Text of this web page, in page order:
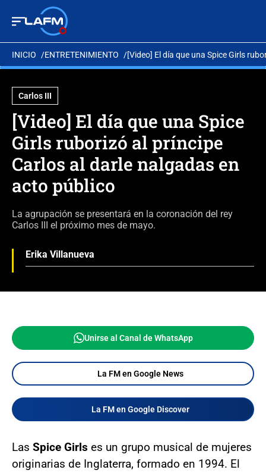
INICIO ENTRETENIMIENTO [Video] El día que una Spice Girls
Carlos III
[Video] El día que una Spice
Girls ruborizó al príncipe
Carlos al darle nalgadas en
acto público
La agrupación se presentará en la coronación del rey
Carlos III el próximo mes de mayo.
Erika Villanueva
Unirse al Canal de WhatsApp
La FM en Google News
La FM en Google Discover
Las Spice Girls es un grupo musical de mujeres
originarias de Inglaterra, formado en 1994. El